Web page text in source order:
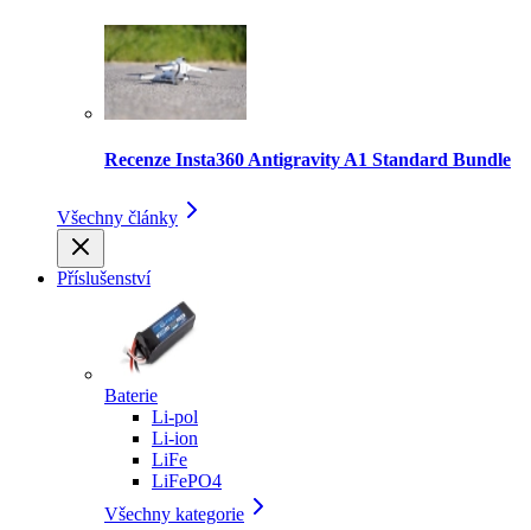
Recenze Insta360 Antigravity A1 Standard Bundle
Všechny články
Příslušenství
Baterie
Li-pol
Li-ion
LiFe
LiFePO4
Všechny kategorie